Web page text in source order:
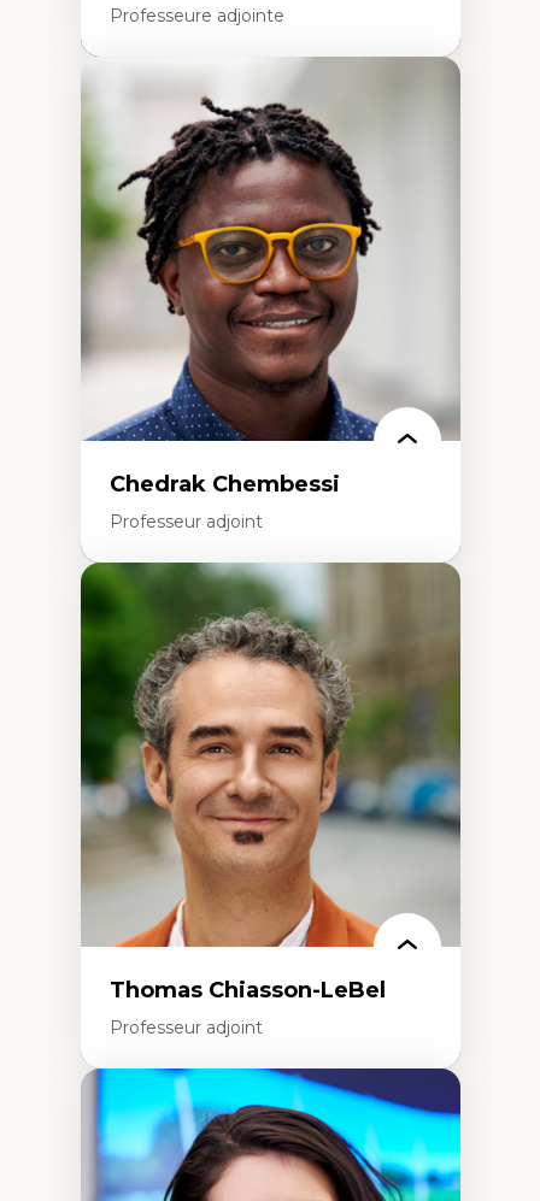
Professeure adjointe
Expertises
Discours sur la ville et représentations
Mosquées, formes et usages au Canada
Reconnaissance et représentations des
communautés immigrantes dans l'espace
urbain
Design architectural et urbain
Patrimoine et patrimonialisation
Études postcoloniales et décolonisation des
savoirs
Chedrak Chembessi
Professeur adjoint
Économie circulaire
Modèles d’affaires durables
Histoire des faits économiques
Gestion durable des ressources naturelles
Écologie industrielle
Aménagement durable du territoire
Développement régional
Coopératives
Télétravail en milieu rural francophone
Transition socio-écologique
Thomas Chiasson-LeBel
Professeur adjoint
Expertises
Théories du développement
Économie politique comparée
Élites économiques